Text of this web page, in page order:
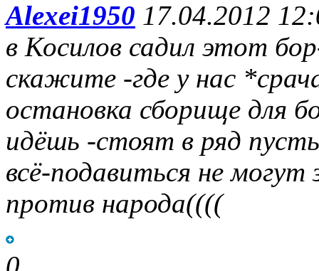
Alexei1950 17.04.2012
в Косилов садил этот
скажите -где у нас
остановка сборище для
идёшь -стоят в ряд
всё-подавиться не могут
против народа((((